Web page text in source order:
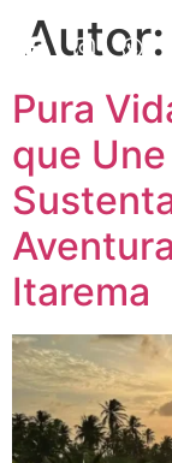
Autor:
Pura
que
Itarema